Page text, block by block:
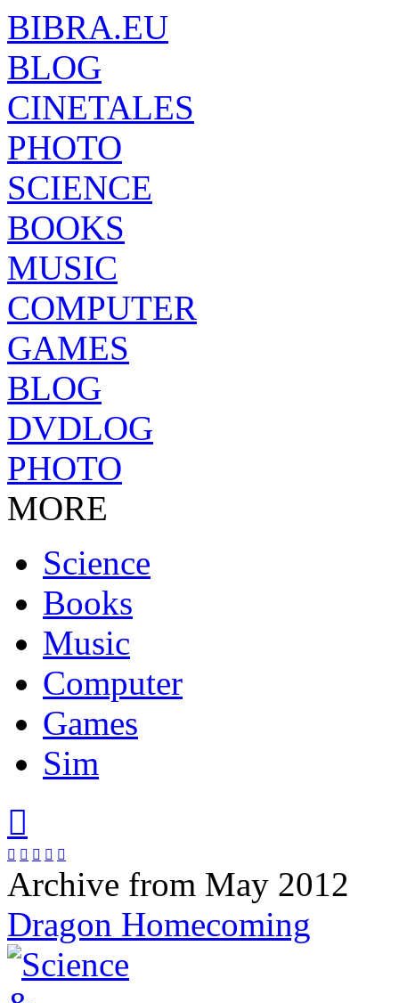
BIBRA.EU
BLOG
CINETALES
PHOTO
SCIENCE
BOOKS
MUSIC
COMPUTER
GAMES
BLOG
DVDLOG
PHOTO
MORE
Science
Books
Music
Computer
Games
Sim

    
Archive from May 2012
Dragon Homecoming